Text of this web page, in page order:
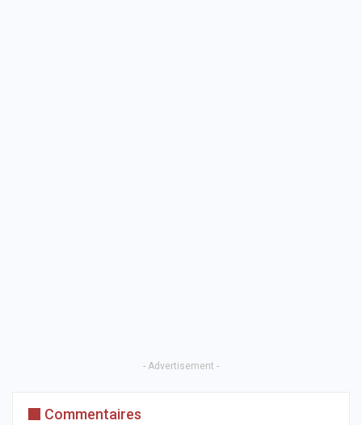
- Advertisement -
Commentaires